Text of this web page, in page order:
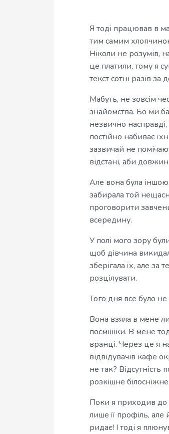
Я тоді працював в
тим самим
Ніколи не розумів,
це платили, тому я
текст сотні разів за
Мабуть, не зовсім
знайомства. Бо ми
незвично насправді,
постійно набиває
зазвичай не
відстані, аби
Але вона була
забирала той
проговорити
всередину.
У полі мого зору
щоб дівчина
зберігала їх, але за
розцілувати.
Того дня все було не
Вона взяла в мене
посмішки. В мене
вранці. Через це я
відвідувачів кафе
не так? Відсутність
розкішне
Поки я приходив до
лише її профіль, але
ридає! І тоді я